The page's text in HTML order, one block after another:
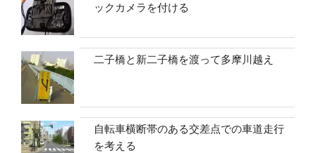
ックカメラを付ける
二子橋と新二子橋を渡って多摩川越え
自転車横断帯のある交差点での車道走行
を考える